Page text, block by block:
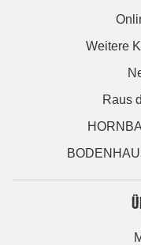
Weitere
Raus